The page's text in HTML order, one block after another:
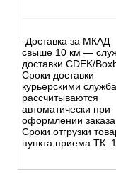
-Доставка за МКАД
свыше 10 км —
доставки CDEK/
Сроки доставки
курьерскими
рассчитываются
автоматически при
оформлении
Сроки отгрузки
пункта приема ТК: